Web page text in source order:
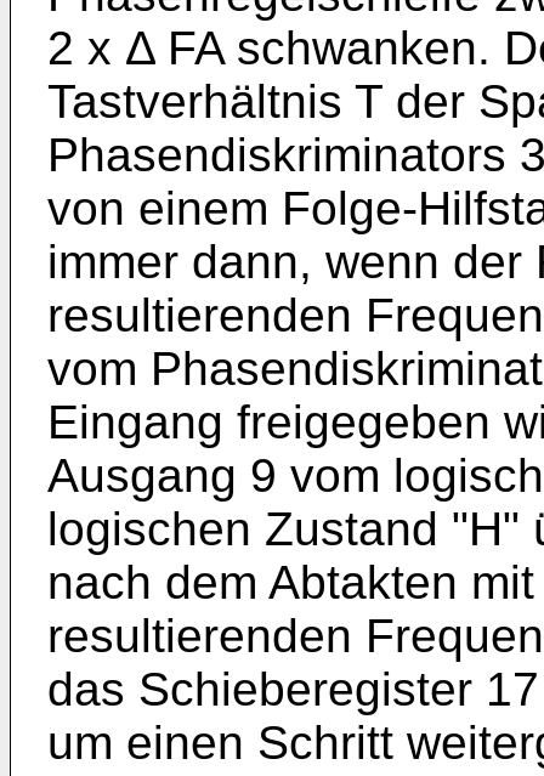
2 x Δ FA schwanken.
Tastverhältnis T der
Phasendiskriminators
von einem Folge-
immer dann, wenn
resultierenden
vom
Eingang freigegeben
Ausgang 9 vom
logischen Zustand "H"
nach dem Abtakten
resultierenden
das Schieberegister
um einen Schritt